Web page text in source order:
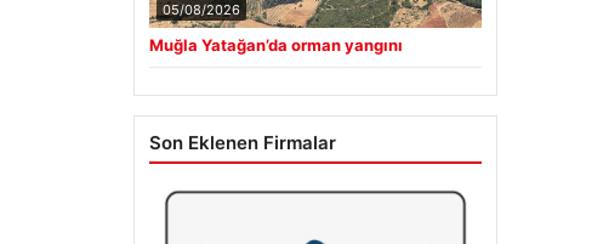
05/08/2026
Muğla Yatağan’da orman yangını
Son Eklenen Firmalar